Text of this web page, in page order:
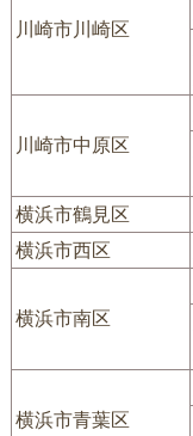
川崎市川崎区
川崎市中原区
横浜市鶴見区
横浜市西区
横浜市南区
横浜市青葉区